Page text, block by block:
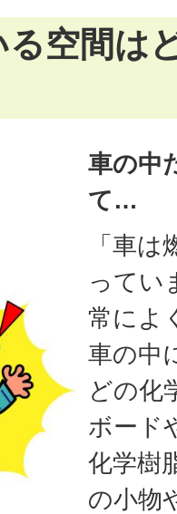
空間は
車の中
て…
「車
ってい
常によ
車の中
どの化
ボード
化学樹
の小物